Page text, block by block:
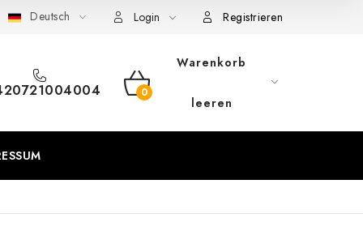
Sitemap von Milpe.sk
Deutsch Login Registrieren
WARENKORB
Warenkorb
leeren